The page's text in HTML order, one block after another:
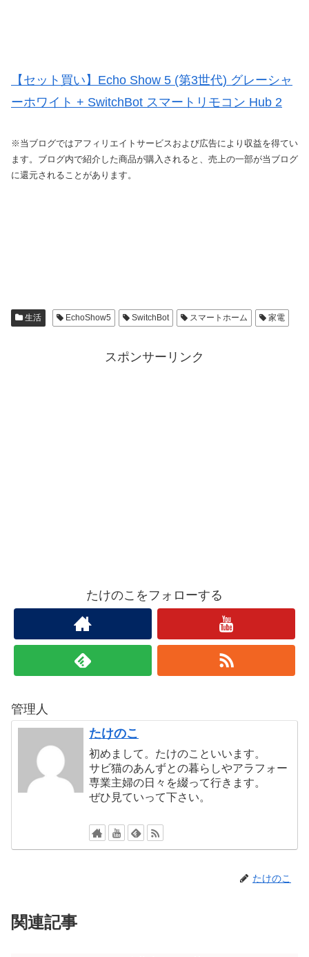
【セット買い】Echo Show 5 (第3世代) グレーシャ
ーホワイト + SwitchBot スマートリモコン Hub 2
※当ブログではアフィリエイトサービスおよび広告により収益を得てい
ます。ブログ内で紹介した商品が購入されると、売上の一部が当ブログ
に還元されることがあります。
生活 EchoShow5 SwitchBot スマートホーム 家電
スポンサーリンク
たけのこをフォローする
管理人
たけのこ
初めまして。たけのこといいます。
サビ猫のあんずとの暮らしやアラフォー
専業主婦の日々を綴って行きます。
ぜひ見ていって下さい。
たけのこ
関連記事